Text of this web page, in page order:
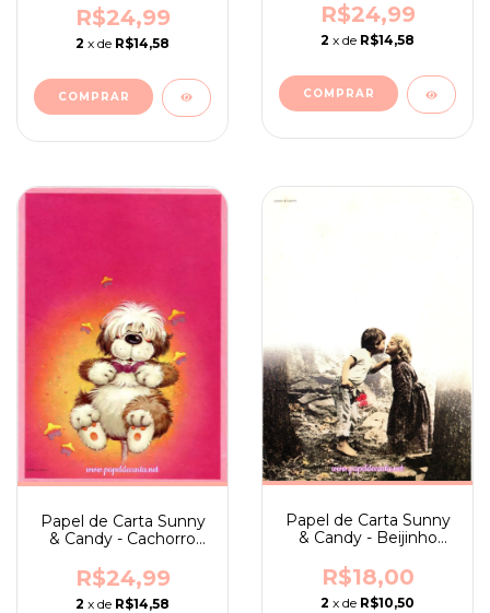
R$24,99
2 x de R$14,58
R$24,99
2 x de R$14,58
Papel de Carta Sunny
& Candy - Cachorro
R$24,99
2 x de R$14,58
Papel de Carta Sunny
& Candy - Beijinho
R$18,00
2 x de R$10,50